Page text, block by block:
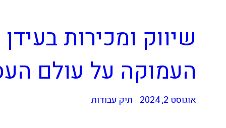
העמוקה על עולם
אוגוסט 2, 2024 תיק עבודות